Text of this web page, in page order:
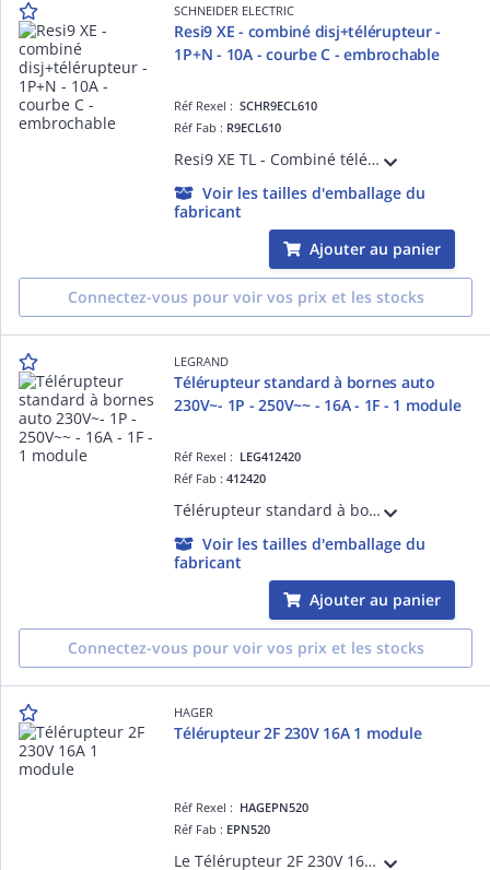
SCHNEIDER ELECTRIC
Resi9 XE - combiné disj+télérupteur -
1P+N - 10A - courbe C - embrochable
Réf Rexel :SCHR9ECL610
Réf Fab : R9ECL610
Resi9 XE TL - Combiné télérupteur 1F + disjoncteur embrochable 1P+N - 10 A 230 V courbe C 3000 A 250 VCA 50 Hz - Commande à distance : bouton-poussoir lumineux 3 mA - NF - Largeur : 4 pas de 9 mm - blanc RAL 9003 - IP20
Voir les tailles d'emballage du
fabricant
Ajouter au panier
Connectez-vous pour voir vos prix et les stocks
LEGRAND
Télérupteur standard à bornes auto
230V~- 1P - 250V~~ - 16A - 1F - 1 module
Réf Rexel : LEG412420
Réf Fab :412420
Télérupteur standard à bornes auto 230V~- 1P - 250V~~ - 16A - 1F - 1 module
Voir les tailles d'emballage du
fabricant
Ajouter au panier
Connectez-vous pour voir vos prix et les stocks
HAGER
Télérupteur 2F 230V 16A 1 module
Réf Rexel : HAGEPN520
Réf Fab : EPN520
Le Télérupteur 2F 230V 16A 1 module Hager permet de contrôler efficacement une charge à partir de plusieurs points de commande. Sa conception fiable garantit une installation facile et durable.